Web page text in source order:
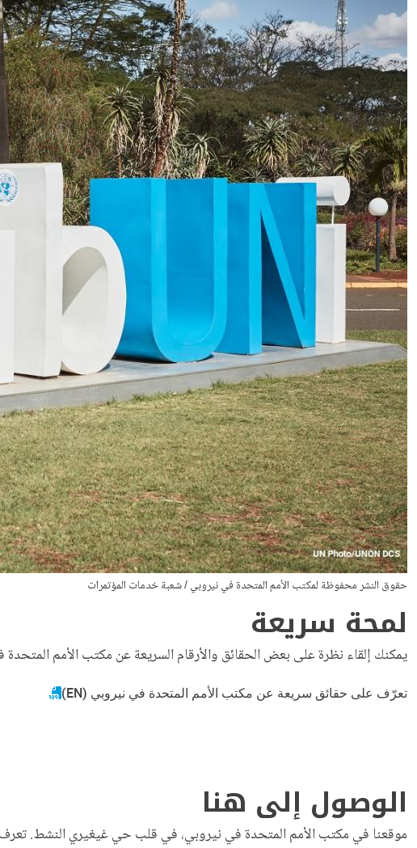
حقوق النشر محفوظة لمكتب الأمم المتحدة في نيروبي / شعبة خدمات المؤتمرات
لمحة سريعة
يمكنك إلقاء نظرة على بعض الحقائق والأرقام السريعة عن مكتب الأمم المتحدة
تعرّف على حقائق سريعة عن مكتب الأمم المتحدة في نيروبي (EN)
الوصول إلى هنا
موقعنا في مكتب الأمم المتحدة في نيروبي، في قلب حي غيغيري النشط. تعرف